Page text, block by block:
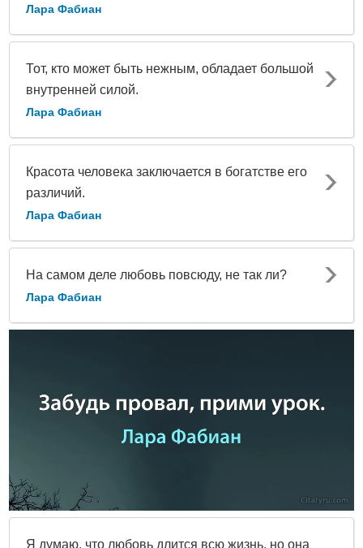
Лара Фабиан
Тот, кто может быть нежным, обладает большой
внутренней силой.
Лара Фабиан
Красота человека заключается в богатстве его
различий.
Лара Фабиан
На самом деле любовь повсюду, не так ли?
Лара Фабиан
Я думаю, что любовь длится всю жизнь, но она